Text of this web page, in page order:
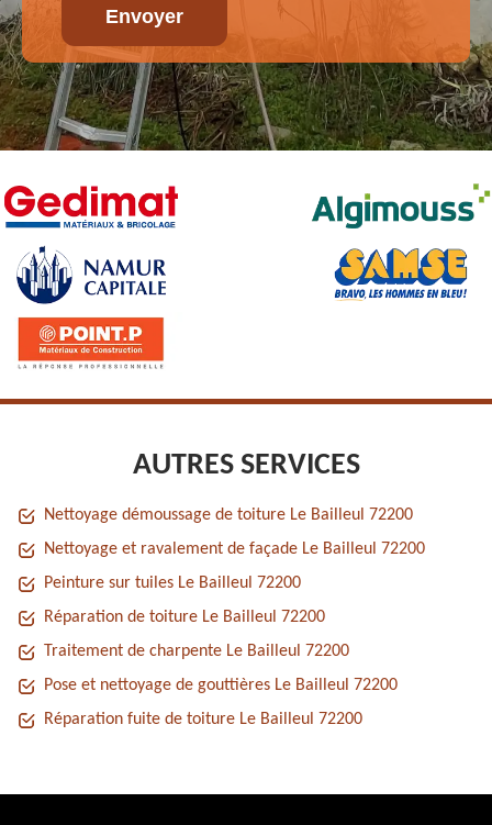
AUTRES SERVICES
Nettoyage démoussage de toiture Le Bailleul 72200
Nettoyage et ravalement de façade Le Bailleul 72200
Peinture sur tuiles Le Bailleul 72200
Réparation de toiture Le Bailleul 72200
Traitement de charpente Le Bailleul 72200
Pose et nettoyage de gouttières Le Bailleul 72200
Réparation fuite de toiture Le Bailleul 72200